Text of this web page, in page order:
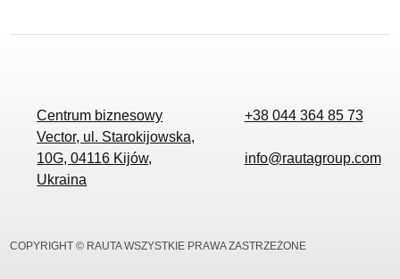
Centrum biznesowy
Vector, ul. Starokijowska,
10G, 04116 Kijów,
Ukraina
+38 044 364 85 73
info@rautagroup.com
COPYRIGHT © RAUTA WSZYSTKIE PRAWA ZASTRZEŻONE